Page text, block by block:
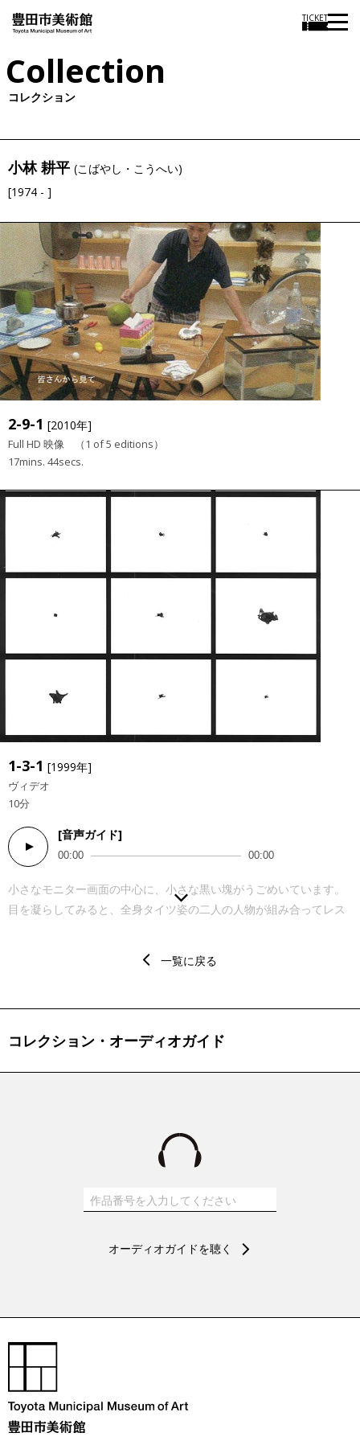
TICKET
Collection
コレクション
小林 耕平 (こばやし・こうへい)
[1974 - ]
2-9-1 [2010年]
Full HD 映像 （1 of 5 editions）
17mins. 44secs.
1-3-1 [1999年]
ヴィデオ
10分
[音声ガイド]
Audio
Player
00:00 00:00
小さなモニター画面の中心に、小さな黒い塊がうごめいています。
目を凝らしてみると、全身タイツ姿の二人の人物が組み合ってレス
ントラストの強調された発光する白い空間からは、無菌室のような
像は、実は監視カメラによって撮影されたものです。画面に小さく
しかありません。そして、監視カメラの持つこの構造そのままに、
私たちは、今ここで、小さな二人を圧倒的な力の差をもって眼差す
一覧に戻る
コレクション・オーディオガイド
オーディオガイドを聴く